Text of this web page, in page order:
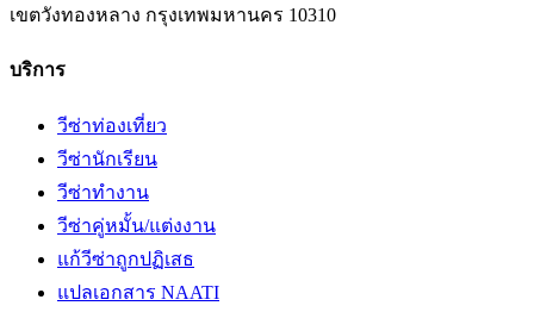
เขตวังทองหลาง กรุงเทพมหานคร 10310
บริการ
วีซ่าท่องเที่ยว
วีซ่านักเรียน
วีซ่าทำงาน
วีซ่าคู่หมั้น/แต่งงาน
แก้วีซ่าถูกปฏิเสธ
แปลเอกสาร NAATI